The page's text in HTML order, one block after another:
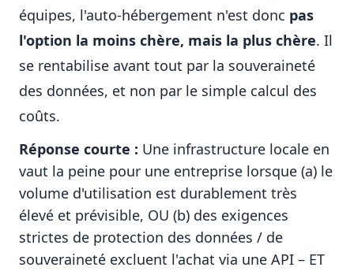
équipes, l'auto-hébergement n'est donc pas
l'option la moins chère, mais la plus chère. Il
se rentabilise avant tout par la souveraineté
des données, et non par le simple calcul des
coûts.
Réponse courte : Une infrastructure locale en
vaut la peine pour une entreprise lorsque (a) le
volume d'utilisation est durablement très
élevé et prévisible, OU (b) des exigences
strictes de protection des données / de
souveraineté excluent l'achat via une API – ET